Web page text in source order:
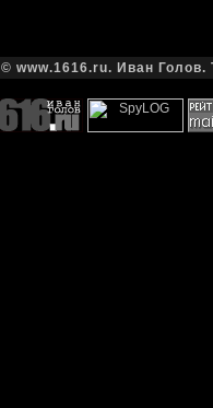
© www.1616.ru. Иван